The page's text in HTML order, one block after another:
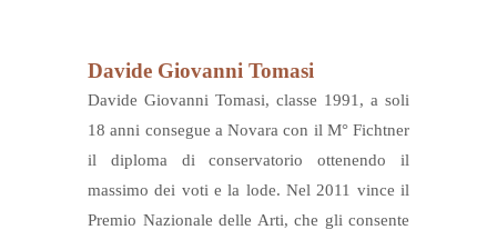
Davide Giovanni Tomasi
Davide Giovanni Tomasi, classe 1991, a soli
18 anni consegue a Novara con il M° Fichtner
il diploma di conservatorio ottenendo il
massimo dei voti e la lode. Nel 2011 vince il
Premio Nazionale delle Arti, che gli consente